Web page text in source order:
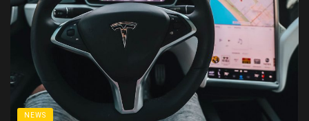
NEWS